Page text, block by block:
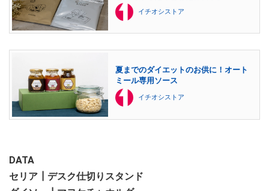
イチオシストア
夏までのダイエットのお供に！オート
ミール専用ソース
イチオシストア
DATA
セリア┃デスク仕切りスタンド